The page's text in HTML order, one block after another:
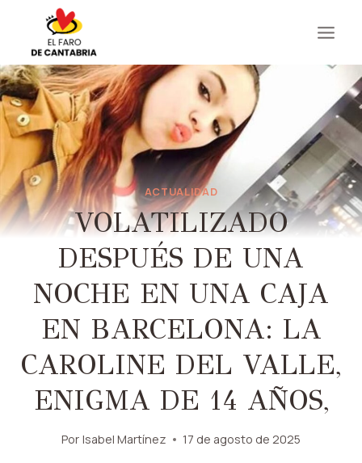
contenido
ACTUALIDAD
VOLATILIZADO
DESPUÉS DE UNA
NOCHE EN UNA CAJA
EN BARCELONA: LA
CAROLINE DEL VALLE,
ENIGMA DE 14 AÑOS,
Por Isabel Martínez 17 de agosto de 2025